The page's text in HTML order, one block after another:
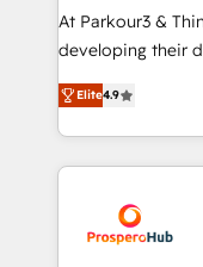
you invest in
growth and
transformation
implement
record of
approach has
At Parkour3 &
developing their
technologies and
sales processes
from Strategy to
onboarding and
extensive
and
Elite4.9